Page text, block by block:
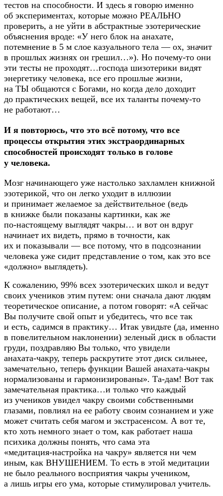
тестов на способности. И здесь я говорю именно
об экспериментах, которые можно РЕАЛЬНО
проверить, а не уйти в абстрактные эзотерические
объяснения вроде: «У него блок на анахате,
потемнение в 5 м слое казуального тела — ох, значит
в прошлых жизнях он грешил…»). Но почему-то они
эти тесты не проходят…господа шизотерики видят
энергетику человека, все его прошлые жизни,
на ТЫ общаются с Богами, но когда дело доходит
до практических вещей, все их таланты почему-то
не работают…
И я повторюсь, что это всё потому, что все
процессы открытия этих экстраординарных
способностей происходят только в голове
у человека.
Мозг начинающего уже настолько захламлен книжной
эзотерикой, что он легко уходит в иллюзии
и принимает желаемое за действительное (ведь
в книжке были показаны картинки, как же
по-настоящему выглядят чакры… и вот он вдруг
начинает их видеть, прямо в точности, как
их и показывали — все потому, что в подсознании
человека уже сидит представление о том, как это все
«должно» выглядеть).
К сожалению, 99% всех эзотерических школ и ведут
своих учеников этим путем: они сначала дают людям
теоретическое описание, а потом говорят: «А сейчас
Вы получите свой опыт и убедитесь, что все так
и есть, садимся в практику… Итак увидьте (да, именно
в повелительном наклонении) зеленый диск в области
груди, поздравляю Вы только, что увидели
анахата-чакру, теперь раскрутите этот диск сильнее,
замечательно, теперь функции Вашей анахата-чакры
нормализованы и гармонизированы». Та-дам! Вот так
замечательная практика…и только что каждый
из учеников увидел чакру своими собственными
глазами, повлиял на ее работу своим сознанием и уже
может считать себя магом и экстрасенсом. А вот те,
кто хоть немного знает о том, как работает наша
психика должны понять, что сама эта
«медитация-настройка на чакру» является ни чем
иным, как ВНУШЕНИЕМ. То есть в этой медитации
не было реального восприятия чакры учеником,
а лишь игры его ума, которые стимулировал учитель.